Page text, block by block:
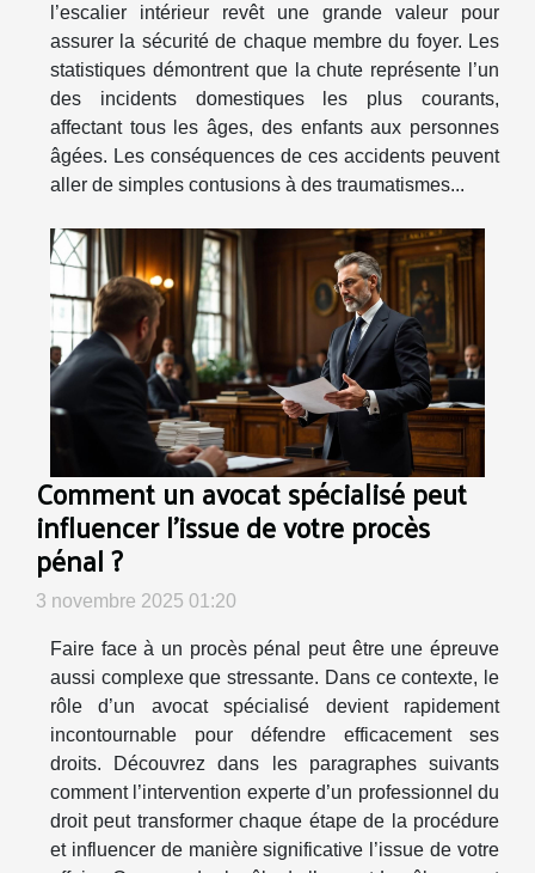
l’escalier intérieur revêt une grande valeur pour
assurer la sécurité de chaque membre du foyer. Les
statistiques démontrent que la chute représente l’un
des incidents domestiques les plus courants,
affectant tous les âges, des enfants aux personnes
âgées. Les conséquences de ces accidents peuvent
aller de simples contusions à des traumatismes...
Comment un avocat spécialisé peut
influencer l'issue de votre procès
pénal ?
3 novembre 2025 01:20
Faire face à un procès pénal peut être une épreuve
aussi complexe que stressante. Dans ce contexte, le
rôle d’un avocat spécialisé devient rapidement
incontournable pour défendre efficacement ses
droits. Découvrez dans les paragraphes suivants
comment l’intervention experte d’un professionnel du
droit peut transformer chaque étape de la procédure
et influencer de manière significative l’issue de votre